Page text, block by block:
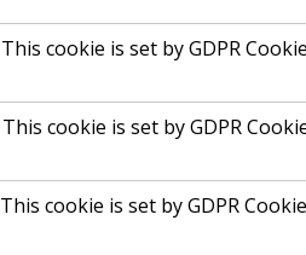
This cookie is set by GDPR
This cookie is set by GDPR
This cookie is set by GDPR